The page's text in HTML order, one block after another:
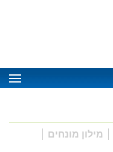
מילון מונחים